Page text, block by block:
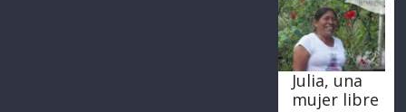
Julia, una
mujer libre